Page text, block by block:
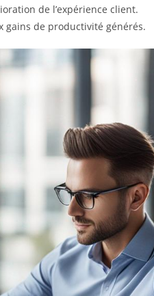
de l’expérience client.
gains de productivité générés.